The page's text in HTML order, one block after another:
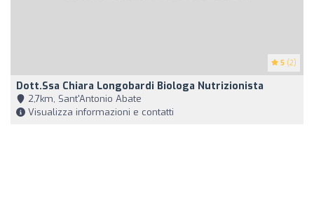
5 (2)
Dott.ssa Chiara Longobardi Biologa Nutrizionista
2,7km, Sant'Antonio Abate
Visualizza informazioni e contatti